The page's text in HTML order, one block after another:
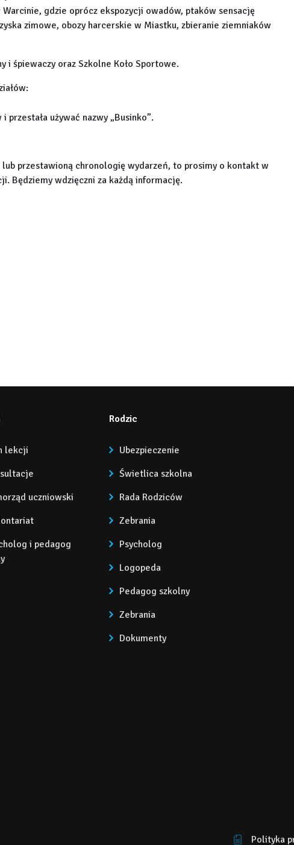
gdzie oprócz ekspozycji owadów, ptaków sensację
zimowe, obozy harcerskie w Miastku, zbieranie ziemniaków
i śpiewaczy oraz Szkolne Koło Sportowe.
przestała używać nazwy „Businko”.
przestawioną chronologię wydarzeń, to prosimy o kontakt w
Będziemy wdzięczni za każdą informację.
lekcji
uczniowski
i pedagog
Rodzic
Ubezpieczenie
Świetlica szkolna
Rada Rodziców
Zebrania
Psycholog
Logopeda
Pedagog szkolny
Zebrania
Dokumenty
Polityka